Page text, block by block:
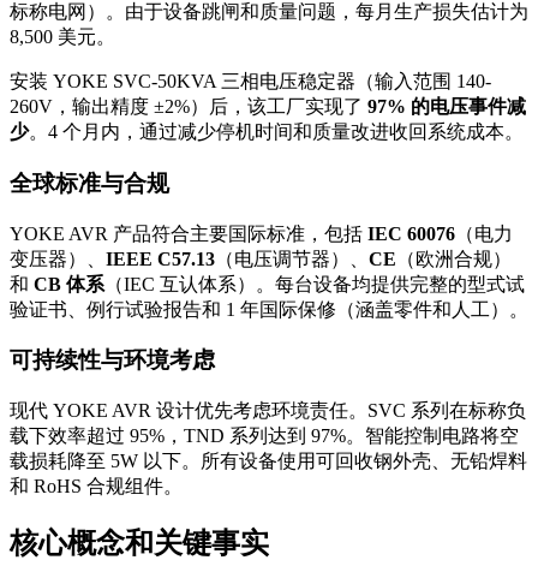
标称电网）。由于设备跳闸和质量问题，每月生产损失估计为
8,500 美元。
安装 YOKE SVC-50KVA 三相电压稳定器（输入范围 140-
260V，输出精度 ±2%）后，该工厂实现了 97% 的电压事件减
少。4 个月内，通过减少停机时间和质量改进收回系统成本。
全球标准与合规
YOKE AVR 产品符合主要国际标准，包括 IEC 60076 （电力
变压器）、 IEEE C57.13 （电压调节器）、 CE （欧洲合规）
和 CB 体系 （IEC 互认体系）。每台设备均提供完整的型式试
验证书、例行试验报告和 1 年国际保修（涵盖零件和人工）。
可持续性与环境考虑
现代 YOKE AVR 设计优先考虑环境责任。SVC 系列在标称负
载下效率超过 95%，TND 系列达到 97%。智能控制电路将空
载损耗降至 5W 以下。所有设备使用可回收钢外壳、无铅焊料
和 RoHS 合规组件。
核心概念和关键事实